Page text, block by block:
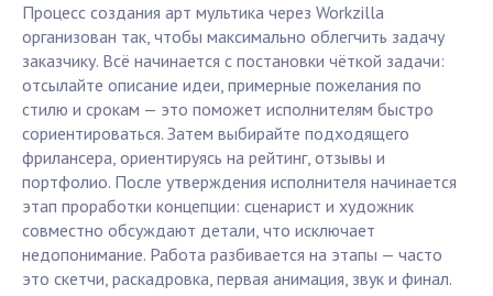
Процесс создания арт мультика через Workzilla
организован так, чтобы максимально облегчить задачу
заказчику. Всё начинается с постановки чёткой задачи:
отсылайте описание идеи, примерные пожелания по
стилю и срокам — это поможет исполнителям быстро
сориентироваться. Затем выбирайте подходящего
фрилансера, ориентируясь на рейтинг, отзывы и
портфолио. После утверждения исполнителя начинается
этап проработки концепции: сценарист и художник
совместно обсуждают детали, что исключает
недопонимание. Работа разбивается на этапы — часто
это скетчи, раскадровка, первая анимация, звук и финал.